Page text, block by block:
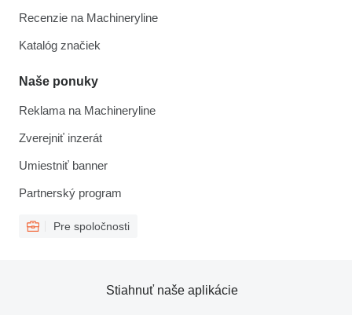
Recenzie na Machineryline
Katalóg značiek
Naše ponuky
Reklama na Machineryline
Zverejniť inzerát
Umiestniť banner
Partnerský program
Pre spoločnosti
Stiahnuť naše aplikácie